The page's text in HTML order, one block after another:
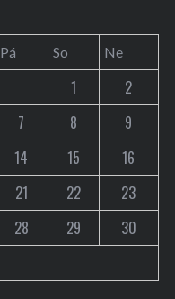
Pá So Ne
1
2
7 8
9
14 15
16
21 22
23
28 29
30